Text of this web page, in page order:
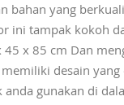
bahan yang
ini tampak kokoh
x 85 cm Dan
desain yang
gunakan di